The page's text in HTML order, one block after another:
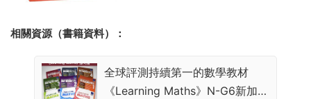
相關資源（書籍資料）：
全球評測持續第一的數學教材
《Learning Maths》N-G6新加坡